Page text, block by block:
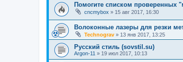
Помогите списком проверенных
cncmybox » 15 авг 2017, 16:30
Волоконные лазеры для резки
Technograv » 13 янв 2017, 13:25
Русский стиль (sovstil.su)
Argon-11 » 19 июл 2017, 10:13